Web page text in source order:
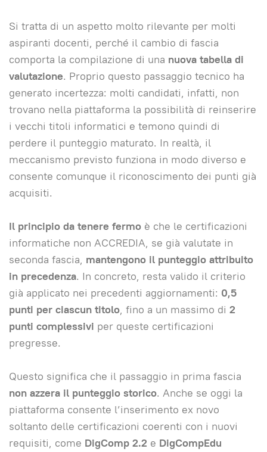
Si tratta di un aspetto molto rilevante per molti
aspiranti docenti, perché il cambio di fascia
comporta la compilazione di una nuova tabella di
valutazione. Proprio questo passaggio tecnico ha
generato incertezza: molti candidati, infatti, non
trovano nella piattaforma la possibilità di reinserire
i vecchi titoli informatici e temono quindi di
perdere il punteggio maturato. In realtà, il
meccanismo previsto funziona in modo diverso e
consente comunque il riconoscimento dei punti già
acquisiti.
Il principio da tenere fermo è che le certificazioni
informatiche non ACCREDIA, se già valutate in
seconda fascia, mantengono il punteggio attribuito
in precedenza. In concreto, resta valido il criterio
già applicato nei precedenti aggiornamenti: 0,5
punti per ciascun titolo, fino a un massimo di 2
punti complessivi per queste certificazioni
pregresse.
Questo significa che il passaggio in prima fascia
non azzera il punteggio storico. Anche se oggi la
piattaforma consente l’inserimento ex novo
soltanto delle certificazioni coerenti con i nuovi
requisiti, come DigComp 2.2 e DigCompEdu